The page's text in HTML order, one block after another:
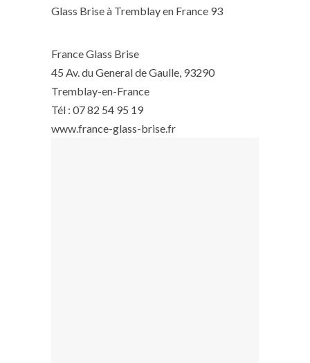
Glass Brise à Tremblay en France 93
France Glass Brise
45 Av. du General de Gaulle, 93290
Tremblay-en-France
Tél : 07 82 54 95 19
www.france-glass-brise.fr